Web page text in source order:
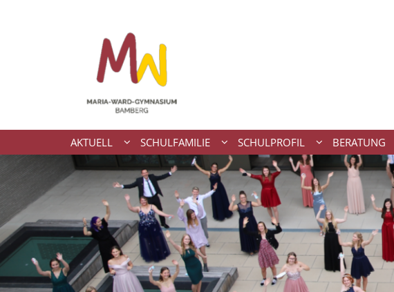
AKTUELL SCHULFAMILIE SCHULPROFIL BERATUNG